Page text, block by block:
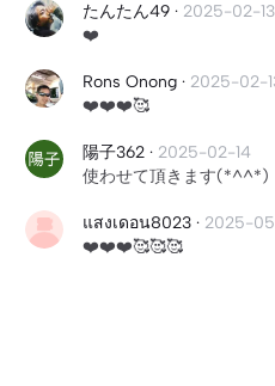
たんたん49 · 2025-02-13
❤️
Rons Onong · 2025-02-
❤️❤️❤️🥰
陽子362 · 2025-02-14
使わせて頂きます(*^^*)
แสงเดอน8023 · 2025-
❤️❤️❤️🥰🥰🥰